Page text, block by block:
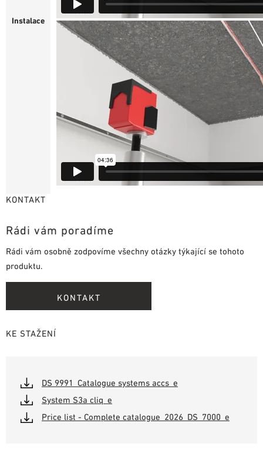
Instalace
KONTAKT
Rádi vám poradíme
Rádi vám osobně zodpovíme všechny otázky týkající se tohoto
produktu.
KONTAKT
KE STAŽENÍ
DS 9991_Catalogue systems accs_e
System S3a cliq_e
Price list - Complete catalogue_2026_DS_7000_e